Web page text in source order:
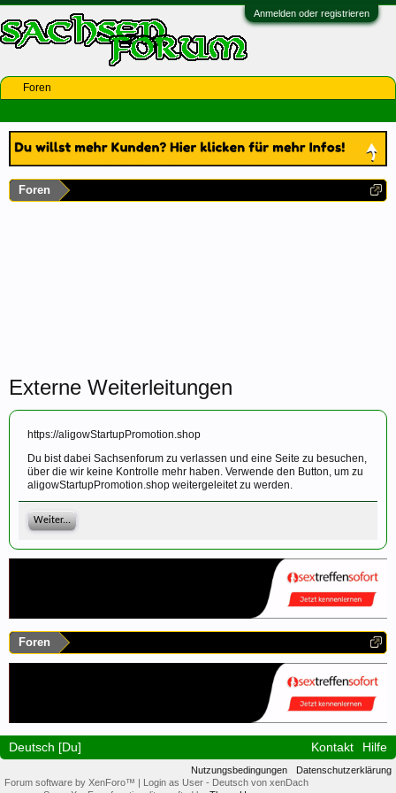
Anmelden oder registrieren
Foren
Externe Weiterleitungen
https://aligowStartupPromotion.shop
Du bist dabei Sachsenforum zu verlassen und eine Seite zu besuchen,
über die wir keine Kontrolle mehr haben. Verwende den Button, um zu
aligowStartupPromotion.shop weitergeleitet zu werden.
Weiter...
Foren
Foren
Deutsch [Du] Kontakt Hilfe
Nutzungsbedingungen
Datenschutzerklärung
Forum software by XenForo™ | Login as User - Deutsch von xenDach